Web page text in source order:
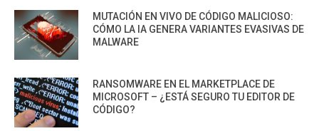
MUTACIÓN EN VIVO DE CÓDIGO MALICIOSO:
CÓMO LA IA GENERA VARIANTES EVASIVAS DE
MALWARE
RANSOMWARE EN EL MARKETPLACE DE
MICROSOFT – ¿ESTÁ SEGURO TU EDITOR DE
CÓDIGO?